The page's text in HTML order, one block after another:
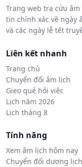
Trang web tra cứu
tin chính xác về ngày
và các ngày lễ tết
Liên kết nhanh
Trang chủ
Chuyển đổi âm lịch
Gieo quẻ hỏi việc
Lịch năm 2026
Lịch tháng 8
Tính năng
Xem âm lịch hôm nay
Chuyển đổi dương